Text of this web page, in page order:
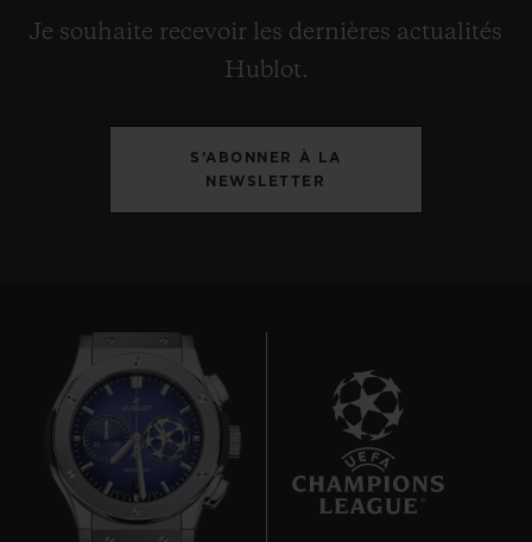
Je souhaite recevoir les dernières actualités
Hublot.
S’ABONNER À LA
NEWSLETTER